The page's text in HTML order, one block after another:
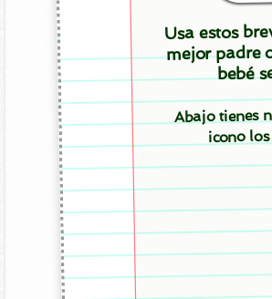
Usa estos
mejor padre
bebé
Abajo tienes
icono